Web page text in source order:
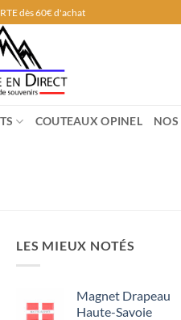
dès 60€ d'achat
COUTEAUX OPINEL NOS
LES MIEUX NOTÉS
Magnet Drapeau
Haute-Savoie